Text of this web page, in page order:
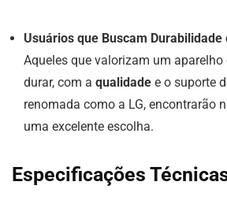
Usuários que Buscam
Aqueles que valorizam um
durar, com a qualidade e o suporte
renomada como a LG, encontrarão
uma excelente escolha.
Especificações